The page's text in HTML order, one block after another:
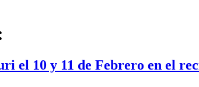
el 10 y 11 de Febrero en el